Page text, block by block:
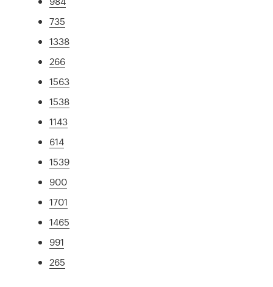
735
1338
266
1563
1538
1143
614
1539
900
1701
1465
991
265